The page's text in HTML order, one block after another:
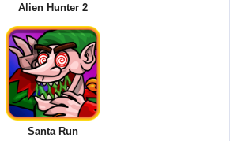
Alien Hunter 2
Santa Run